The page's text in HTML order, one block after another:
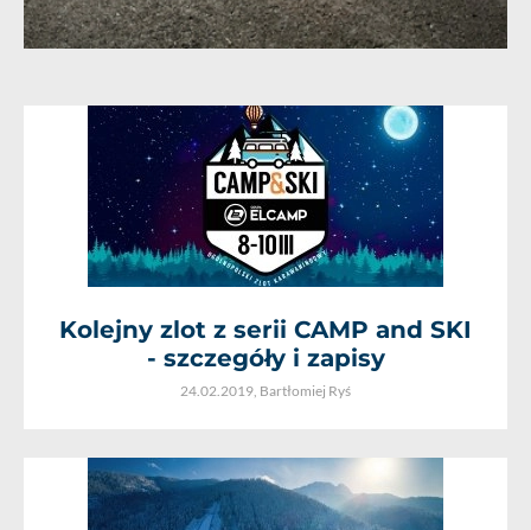
Kolejny zlot z serii CAMP and SKI
- szczegóły i zapisy
24.02.2019, Bartłomiej Ryś